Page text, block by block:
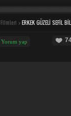
> ERKEK GÜZELI SEFIL
Yorum yap